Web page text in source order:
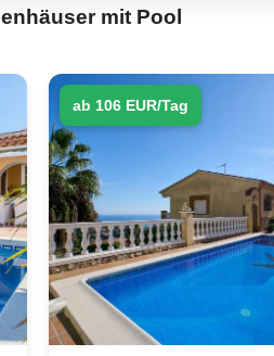
mit Pool
ab 106 EUR/Tag